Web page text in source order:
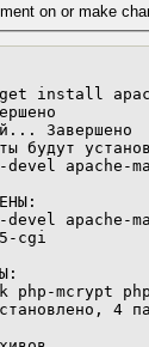
on or make
install
Завершено
будут
cgi
4